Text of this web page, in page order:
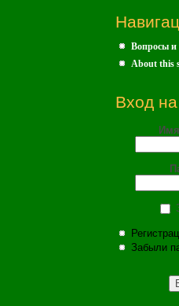
Вопросы и
About this
Вход
Забыли